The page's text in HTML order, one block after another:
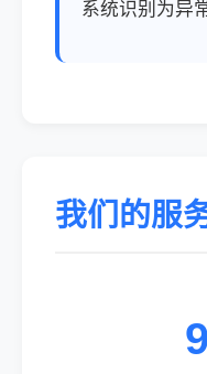
系统识别为异
我们的服